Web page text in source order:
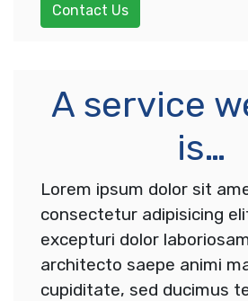
Contact Us
A service
is…
Lorem ipsum dolor sit
consectetur adipisicing
excepturi dolor
architecto saepe animi
cupiditate, sed ducimus